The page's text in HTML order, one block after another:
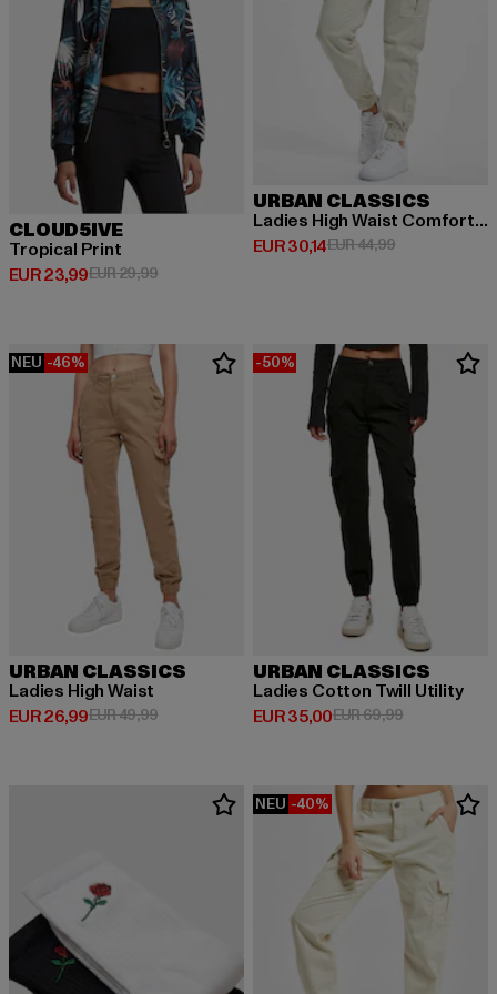
CLOUD5IVE
Tropical Print
EUR 23,99
Derzeitiger Preis: EUR 23,99
EUR 29,99Aktionspreis: EUR 29,99
URBAN CLASSICS
Ladies High Waist Comfort Jogging
EUR 30,14
Derzeitiger Preis: EUR 30,14
EUR 44,99Aktionspreis:
NEU -46%
URBAN CLASSICS
Ladies High Waist
EUR 26,99
Derzeitiger Preis: EUR 26,99
EUR 49,99Aktionspreis: EUR 49,99
-50%
URBAN CLASSICS
Ladies Cotton Twill Utility
EUR 35,00
Derzeitiger Preis: EUR 35,00
EUR 69,99Aktionspreis:
NEU -40%